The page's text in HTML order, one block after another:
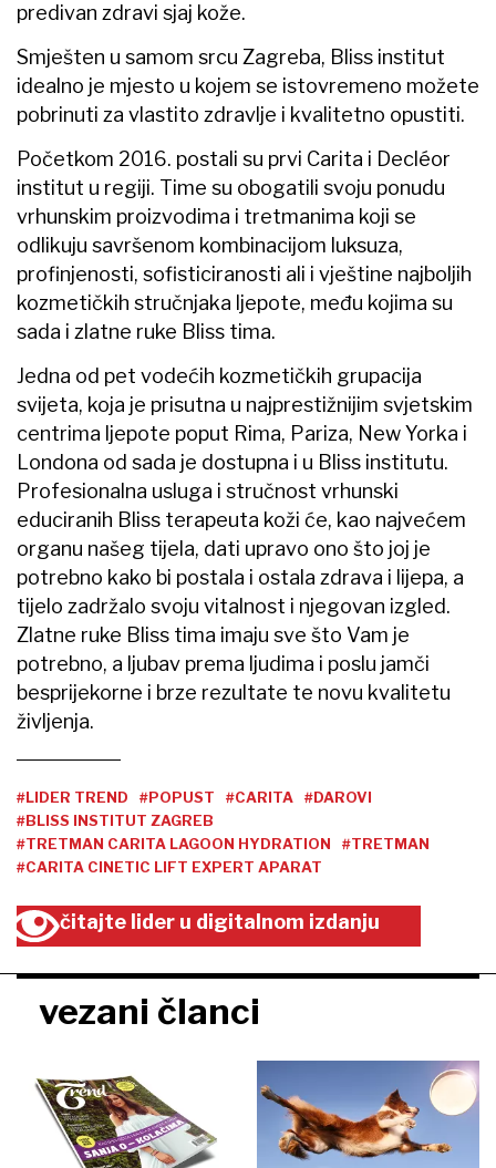
predivan zdravi sjaj kože.
Smješten u samom srcu Zagreba, Bliss institut
idealno je mjesto u kojem se istovremeno možete
pobrinuti za vlastito zdravlje i kvalitetno opustiti.
Početkom 2016. postali su prvi Carita i Decléor
institut u regiji. Time su obogatili svoju ponudu
vrhunskim proizvodima i tretmanima koji se
odlikuju savršenom kombinacijom luksuza,
profinjenosti, sofisticiranosti ali i vještine najboljih
kozmetičkih stručnjaka ljepote, među kojima su
sada i zlatne ruke Bliss tima.
Jedna od pet vodećih kozmetičkih grupacija
svijeta, koja je prisutna u najprestižnijim svjetskim
centrima ljepote poput Rima, Pariza, New Yorka i
Londona od sada je dostupna i u Bliss institutu.
Profesionalna usluga i stručnost vrhunski
educiranih Bliss terapeuta koži će, kao najvećem
organu našeg tijela, dati upravo ono što joj je
potrebno kako bi postala i ostala zdrava i lijepa, a
tijelo zadržalo svoju vitalnost i njegovan izgled.
Zlatne ruke Bliss tima imaju sve što Vam je
potrebno, a ljubav prema ljudima i poslu jamči
besprijekorne i brze rezultate te novu kvalitetu
življenja.
#LIDER TREND #POPUST #CARITA
#DAROVI
#BLISS INSTITUT ZAGREB
#TRETMAN CARITA LAGOON HYDRATION
#TRETMAN
#CARITA CINETIC LIFT EXPERT APARAT
čitajte lider u digitalnom izdanju
vezani članci